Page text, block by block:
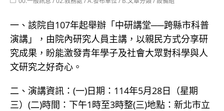
一、該院自107年起舉辦「中研講堂──跨縣市科普
演講」，由院內研究人員主講，以親民方式分享研
究成果，盼能激發青年學子及社會大眾對科學與人
文研究之好奇心。
二、演講資訊：(一)日期：114年5月28日（星期
三）(二)時間：下午1時至3時整(三)地點：新北市立